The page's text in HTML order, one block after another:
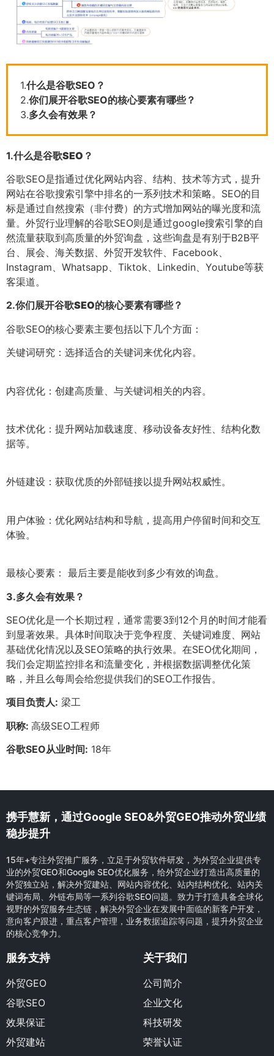
1.什么是谷歌SEO？
2.你们展开谷歌SEO的核心要素有哪些？
3.多久会有效果？
1.什么是谷歌SEO？
谷歌SEO是指通过优化网站内容、结构、技术等方式，提升
网站在谷歌搜索引擎中排名的一系列技术和策略。SEO的目
标是通过自然搜索（非付费）的方式增加网站的曝光度和流
量。外贸行业理解的谷歌SEO则是通过google搜索引擎的自
然流量获取到高质量的外贸询盘，这些询盘是有别于B2B平
台、展会、海关数据、外贸开发软件、Facebook、
Instagram、Whatsapp、Tiktok、Linkedin、Youtube等获
客渠道。
2.你们展开谷歌SEO的核心要素有哪些？
谷歌SEO的核心要素主要包括以下几个方面：
关键词研究：选择适合的关键词来优化内容。
内容优化：创建高质量、与关键词相关的内容。
技术优化：提升网站加载速度、移动设备友好性、结构化数
据等。
外链建设：获取优质的外部链接以提升网站权威性。
用户体验：优化网站结构和导航，提高用户停留时间和交互
体验。
最核心要素： 最后主要是能收到多少有效的询盘。
3.多久会有效果？
SEO优化是一个长期过程，通常需要3到12个月的时间才能看
到显著效果。具体时间取决于竞争程度、关键词难度、网站
基础优化情况以及SEO策略的执行效果。在SEO优化期间，
我们会定期监控排名和流量变化，并根据数据调整优化策
略，并且么每周会给您提供我们的SEO工作报告。
项目负责人: 梁工
职称: 高级SEO工程师
谷歌SEO从业时间: 18年
携手慧新，通过Google SEO&外贸GEO推动外贸业绩
稳步提升
15年+专注外贸推广服务，立足于外贸软件研发，为外贸企业提供专
业的外贸GEO和Google SEO优化服务，给外贸企业打造出高质量的
外贸独立站，解决外贸建站、网站内容优化、站内结构优化、站内关
键词布局、外链布局等一系列谷歌SEO问题。致力于打造具备全球化
视野的外贸服务生态链，解决外贸企业在发展中面临的新客户开发，
意向客户跟进，重点客户管理，业务数据追踪等问题，提升外贸企业
的核心竞争力。
服务支持
外贸GEO
谷歌SEO
效果保证
外贸建站
关于我们
公司简介
企业文化
科技研发
荣誉认证